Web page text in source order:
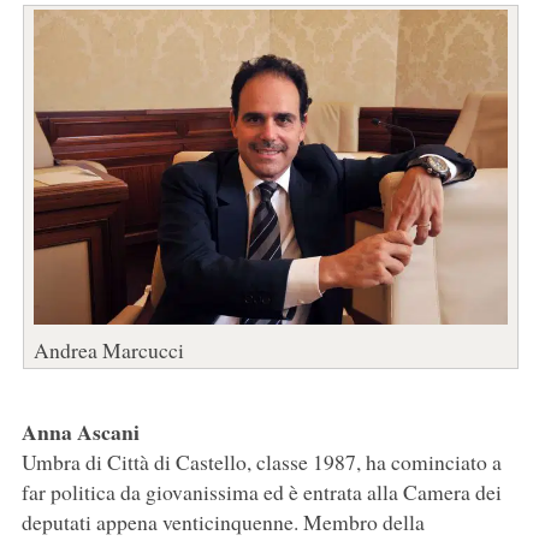
Andrea Marcucci
Anna Ascani
Umbra di Città di Castello, classe 1987, ha cominciato a
far politica da giovanissima ed è entrata alla Camera dei
deputati appena venticinquenne. Membro della